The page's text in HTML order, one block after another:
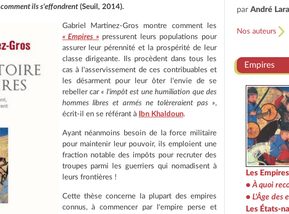
ils s'effondrent(Seuil, 2014).
Gabriel Martinez-Gros montre comment les
« Empires »pressurent leurs populations pour
assurer leur pérennité et la prospérité de leur
classe dirigeante. Ils procèdent dans tous les
cas à l'asservissement de ces contribuables et
les désarment pour leur ôter l'envie de se
rebeller car« l'impôt est une humiliation que des
hommes libres et armés ne tolèreraient pas »,
écrit-il en se référant à
Ibn Khaldoun.
Ayant néanmoins besoin de la force militaire
pour maintenir leur pouvoir, ils emploient une
fraction notable des impôts pour recruter des
troupes parmi les guerriers qui nomadisent à
leurs frontières !
Cette thèse concerne la plupart des empires
connus, à commencer par l'empire perse et
par André
Nos auteurs
Empires
Les
• À quoi
• L'Âge des
Les États-